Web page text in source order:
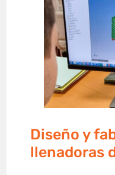
Diseño y
llenadoras